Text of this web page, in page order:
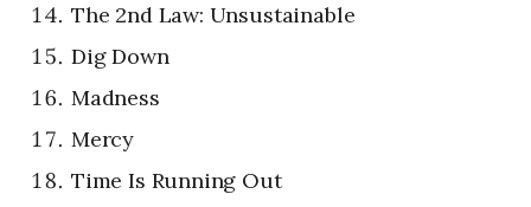
The 2nd Law: Unsustainable
Dig Down
Madness
Mercy
Time Is Running Out